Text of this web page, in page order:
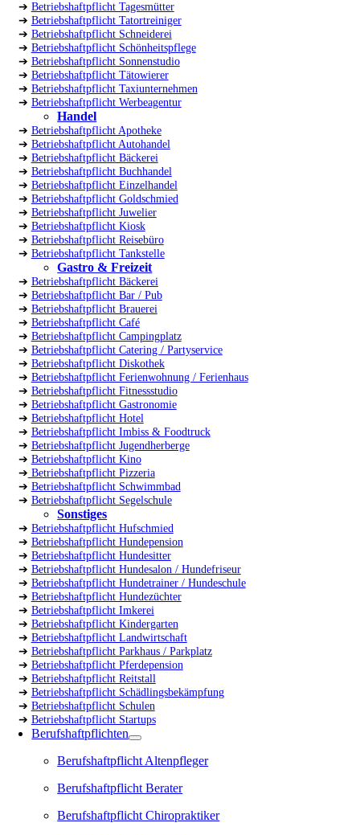
➔ Betriebshaftpflicht Tagesmütter
➔ Betriebshaftpflicht Tatortreiniger
➔ Betriebshaftpflicht Schneiderei
➔ Betriebshaftpflicht Schönheitspflege
➔ Betriebshaftpflicht Sonnenstudio
➔ Betriebshaftpflicht Tätowierer
➔ Betriebshaftpflicht Taxiunternehmen
➔ Betriebshaftpflicht Werbeagentur
Handel
➔ Betriebshaftpflicht Apotheke
➔ Betriebshaftpflicht Autohandel
➔ Betriebshaftpflicht Bäckerei
➔ Betriebshaftpflicht Buchhandel
➔ Betriebshaftpflicht Einzelhandel
➔ Betriebshaftpflicht Goldschmied
➔ Betriebshaftpflicht Juwelier
➔ Betriebshaftpflicht Kiosk
➔ Betriebshaftpflicht Reisebüro
➔ Betriebshaftpflicht Tankstelle
Gastro & Freizeit
➔ Betriebshaftpflicht Bäckerei
➔ Betriebshaftpflicht Bar / Pub
➔ Betriebshaftpflicht Brauerei
➔ Betriebshaftpflicht Café
➔ Betriebshaftpflicht Campingplatz
➔ Betriebshaftpflicht Catering / Partyservice
➔ Betriebshaftpflicht Diskothek
➔ Betriebshaftpflicht Ferienwohnung / Ferienhaus
➔ Betriebshaftpflicht Fitnessstudio
➔ Betriebshaftpflicht Gastronomie
➔ Betriebshaftpflicht Hotel
➔ Betriebshaftpflicht Imbiss & Foodtruck
➔ Betriebshaftpflicht Jugendherberge
➔ Betriebshaftpflicht Kino
➔ Betriebshaftpflicht Pizzeria
➔ Betriebshaftpflicht Schwimmbad
➔ Betriebshaftpflicht Segelschule
Sonstiges
➔ Betriebshaftpflicht Hufschmied
➔ Betriebshaftpflicht Hundepension
➔ Betriebshaftpflicht Hundesitter
➔ Betriebshaftpflicht Hundesalon / Hundefriseur
➔ Betriebshaftpflicht Hundetrainer / Hundeschule
➔ Betriebshaftpflicht Hundezüchter
➔ Betriebshaftpflicht Imkerei
➔ Betriebshaftpflicht Kindergarten
➔ Betriebshaftpflicht Landwirtschaft
➔ Betriebshaftpflicht Parkhaus / Parkplatz
➔ Betriebshaftpflicht Pferdepension
➔ Betriebshaftpflicht Reitstall
➔ Betriebshaftpflicht Schädlingsbekämpfung
➔ Betriebshaftpflicht Schulen
➔ Betriebshaftpflicht Startups
Berufshaftpflichten
Berufshaftpflicht Altenpfleger
Berufshaftpflicht Berater
Berufshaftpflicht Chiropraktiker